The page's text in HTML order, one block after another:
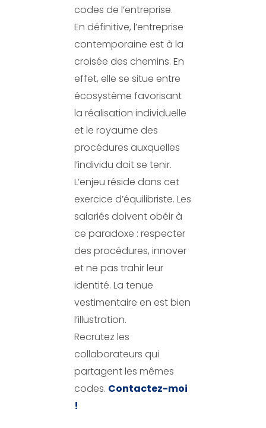
codes de l’entreprise.
En définitive, l’entreprise
contemporaine est à la
croisée des chemins. En
effet, elle se situe entre
écosystème favorisant
la réalisation individuelle
et le royaume des
procédures auxquelles
l’individu doit se tenir.
L’enjeu réside dans cet
exercice d’équilibriste. Les
salariés doivent obéir à
ce paradoxe : respecter
des procédures, innover
et ne pas trahir leur
identité. La tenue
vestimentaire en est bien
l’illustration.
Recrutez les
collaborateurs qui
partagent les mêmes
codes. Contactez-moi
!